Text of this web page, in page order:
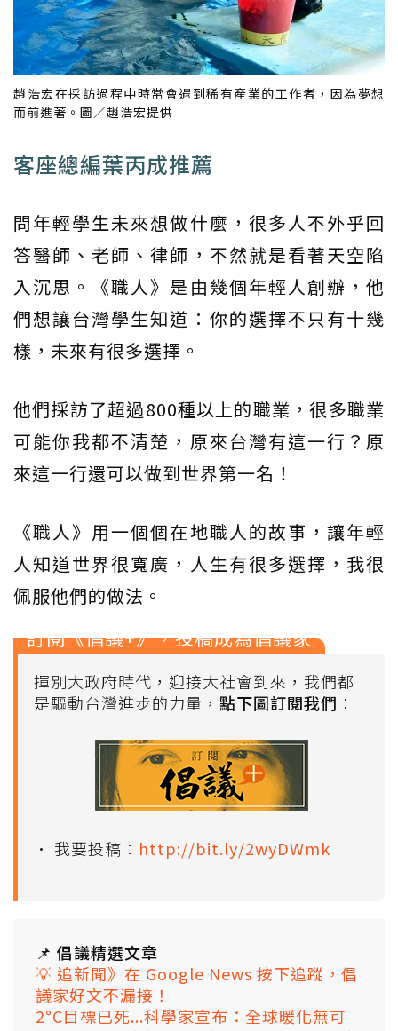
趙浩宏在採訪過程中時常會遇到稀有產業的工作者，因為夢想
而前進著。圖／趙浩宏提供
客座總編葉丙成推薦
問年輕學生未來想做什麼，很多人不外乎回
答醫師、老師、律師，不然就是看著天空陷
入沉思。《職人》是由幾個年輕人創辦，他
們想讓台灣學生知道：你的選擇不只有十幾
樣，未來有很多選擇。
他們採訪了超過800種以上的職業，很多職業
可能你我都不清楚，原來台灣有這一行？原
來這一行還可以做到世界第一名！
《職人》用一個個在地職人的故事，讓年輕
人知道世界很寬廣，人生有很多選擇，我很
佩服他們的做法。
訂閱《倡議+》，投稿成為倡議家
揮別大政府時代，迎接大社會到來，我們都
是驅動台灣進步的力量， 點下圖訂閱我們 ：
• 我要投稿： http://bit.ly/2wyDWmk
📌 倡議精選文章
💡 追新聞》在 Google News 按下追蹤，倡
議家好文不漏接！
2°C目標已死...科學家宣布：全球暖化無可